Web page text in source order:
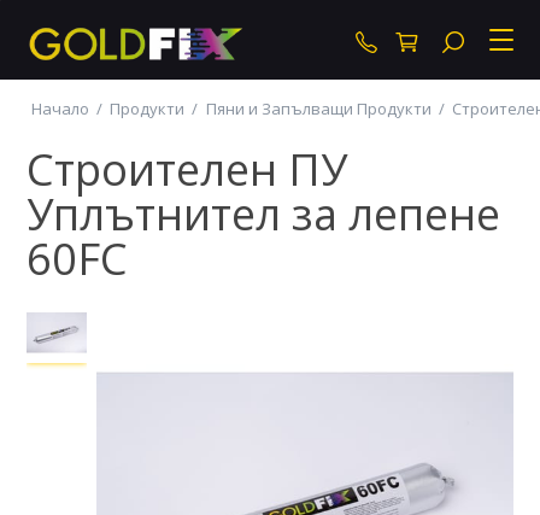
+359 87 877 30
Начало / Продукти / Пяни и Запълващи Продукти /
Строителен ПУ
Уплътнител за лепене
60FC